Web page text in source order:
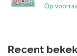
Op
Recent